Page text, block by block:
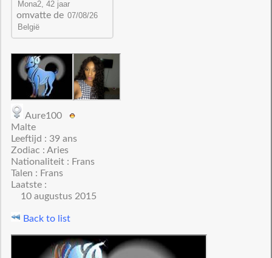
omvatte de
Aure100
Malte
Leeftijd : 39 ans
Zodiac : Aries
Nationaliteit : Frans
Talen : Frans
Laatste :
10 augustus 2015
Back to list